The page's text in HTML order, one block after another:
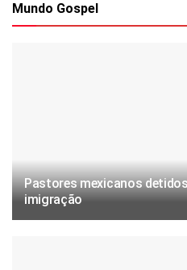
Mundo Gospel
Pastores mexicanos
imigração